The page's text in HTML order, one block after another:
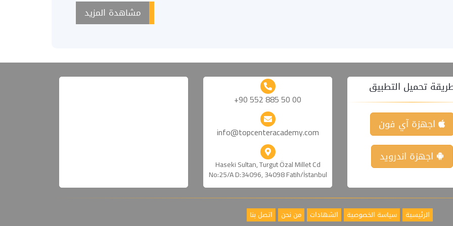
مشاهدة المزيد
تحميل التطبيق
اجهزة آي فون
اجهزة اندرويد
+90 552 885 50 00
info@topcenteracademy.com
Haseki Sultan, Turgut Özal Millet Cd
No:25/A D:34096, 34098 Fatih/İstanbul
الرئيسية سياسة الخصوصية الشهادات من نحن اتصل بنا